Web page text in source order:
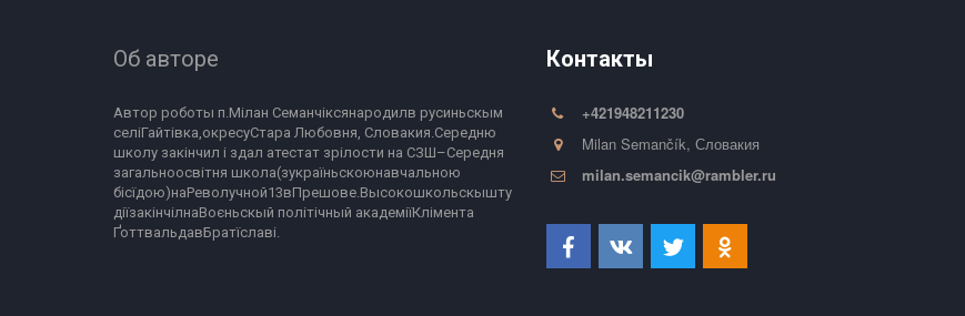
Об авторе
Автор роботы п.Мілан Семанчіксянародилв русиньскым
селіГайтівка,окресуСтара Любовня, Словакия.Середню
школу закінчил і здал атестат зрілости на СЗШ–Середня
загальноосвітня школа(зукраїньскоюнавчальною
бісїдою)наРеволучной13вПрешове.Высокошкольскышту
діїзакінчілнаВоєньскый політічный академіїКлімента
ҐоттвальдавБратїславі.
Контакты
+421948211230
Milan Semančík, Словакия
milan.semancik@rambler.ru